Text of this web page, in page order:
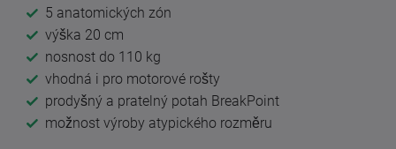
5 anatomických zón
výška 20 cm
nosnost do 110 kg
vhodná i pro motorové rošty
prodyšný a pratelný potah BreakPoint
možnost výroby atypického rozměru